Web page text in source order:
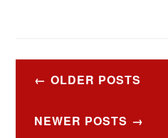
PostsOLDER POSTS
NEWER POSTS